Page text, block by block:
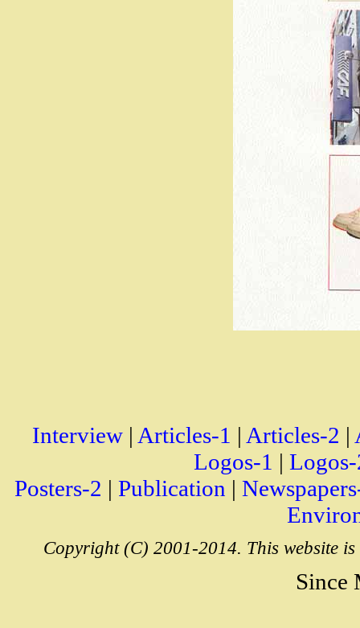
Interview| Articles-1 | Articles-2 |
Logos-1 |
Posters-2 | Publication |
Copyright (C) 2001-2014. This website
Since